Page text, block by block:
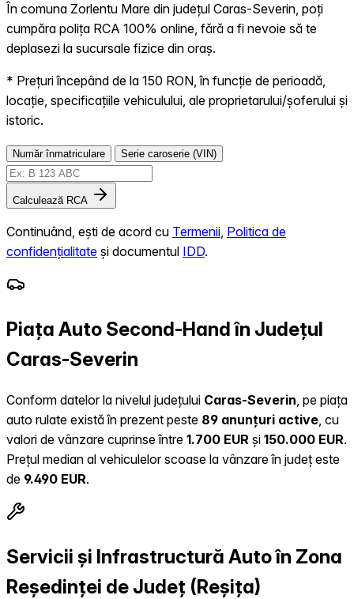
În comuna Zorlentu Mare din județul Caras-Severin, poți
cumpăra polița RCA 100% online, fără a fi nevoie să te
deplasezi la sucursale fizice din oraș.
* Prețuri începând de la 150 RON, în funcție de perioadă,
locație, specificațiile vehiculului, ale proprietarului/șoferului și
istoric.
Număr înmatriculare Serie caroserie (VIN)
Calculează RCA
Continuând, ești de acord cu Termenii Politica de
confidențialitate și documentul IDD.
Piața Auto Second-Hand în Județul
Caras-Severin
Conform datelor la nivelul județului Caras-Severin , pe piața
auto rulate există în prezent peste 89 anunțuri active , cu
valori de vânzare cuprinse între 1.700 EUR și 150.000 EUR.
Prețul median al vehiculelor scoase la vânzare în județ este
de 9.490 EUR.
Servicii și Infrastructură Auto în Zona
Reședinței de Județ (Reșița)